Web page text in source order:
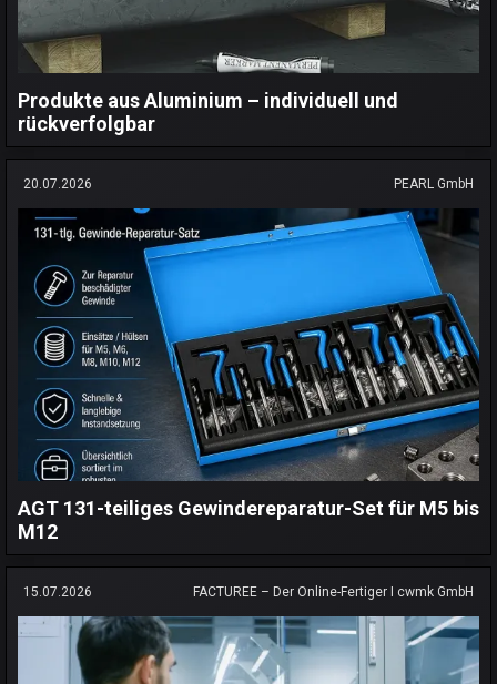
Produkte aus Aluminium – individuell und
rückverfolgbar
20.07.2026 PEARL GmbH
AGT 131-teiliges Gewindereparatur-Set für M5 bis
M12
15.07.2026 FACTUREE – Der Online-Fertiger I cwmk GmbH